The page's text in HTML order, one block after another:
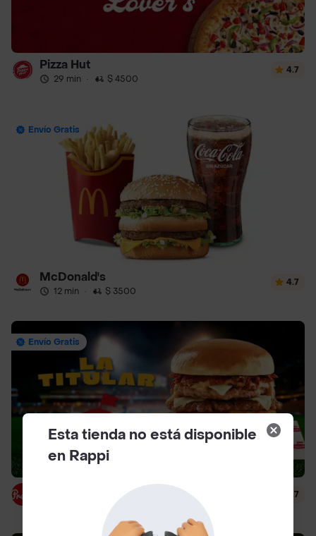
Pizza Hut
29 min · $ 4500
4.7
Envío Gratis
McDonald's
12 min · $ 3500
4.7
Envío Gratis
$ 4500
4.7
Esta tienda no está disponible
en Rappi